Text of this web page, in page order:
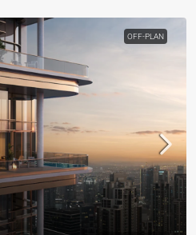
OFF-PLAN